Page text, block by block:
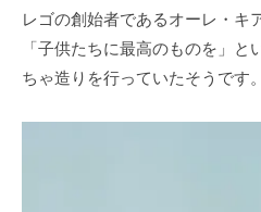
レゴの創始者であるオーレ・キ
「⼦供たちに最⾼のものを」
ちゃ造りを⾏っていたそうです。